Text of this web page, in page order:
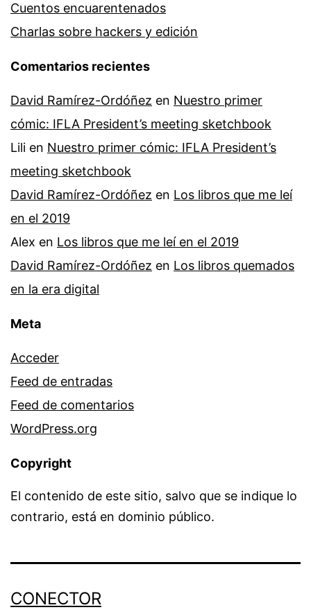
Cuentos encuarentenados
Charlas sobre hackers y edición
Comentarios recientes
David Ramírez-Ordóñez en Nuestro primer
cómic: IFLA President’s meeting sketchbook
Lili en Nuestro primer cómic: IFLA President’s
meeting sketchbook
David Ramírez-Ordóñez en Los libros que me leí
en el 2019
Alex en Los libros que me leí en el 2019
David Ramírez-Ordóñez en Los libros quemados
en la era digital
Meta
Acceder
Feed de entradas
Feed de comentarios
WordPress.org
Copyright
El contenido de este sitio, salvo que se indique lo
contrario, está en dominio público.
CONECTOR